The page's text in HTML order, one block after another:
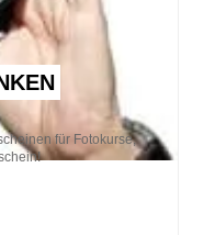
für Fotokurse,